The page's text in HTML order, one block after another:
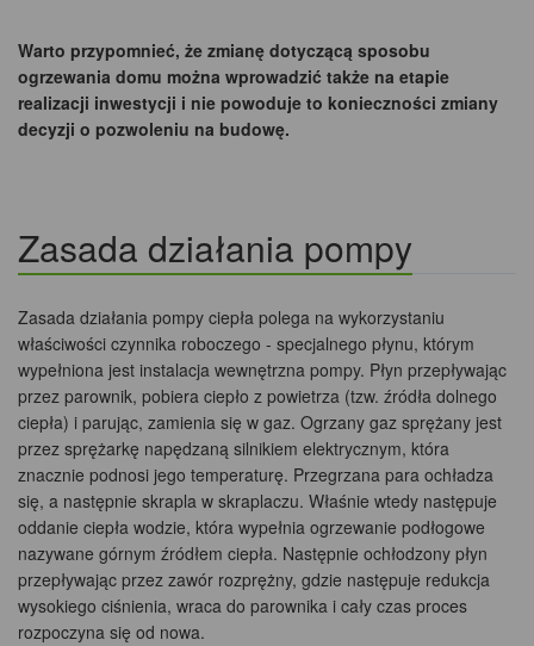
Warto przypomnieć, że zmianę dotyczącą sposobu
ogrzewania domu można wprowadzić także na etapie
realizacji inwestycji i nie powoduje to konieczności zmiany
decyzji o pozwoleniu na budowę.
Zasada działania pompy
Zasada działania pompy ciepła polega na wykorzystaniu
właściwości czynnika roboczego - specjalnego płynu, którym
wypełniona jest instalacja wewnętrzna pompy. Płyn przepływając
przez parownik, pobiera ciepło z powietrza (tzw. źródła dolnego
ciepła) i parując, zamienia się w gaz. Ogrzany gaz sprężany jest
przez sprężarkę napędzaną silnikiem elektrycznym, która
znacznie podnosi jego temperaturę. Przegrzana para ochładza
się, a następnie skrapla w skraplaczu. Właśnie wtedy następuje
oddanie ciepła wodzie, która wypełnia ogrzewanie podłogowe
nazywane górnym źródłem ciepła. Następnie ochłodzony płyn
przepływając przez zawór rozprężny, gdzie następuje redukcja
wysokiego ciśnienia, wraca do parownika i cały czas proces
rozpoczyna się od nowa.